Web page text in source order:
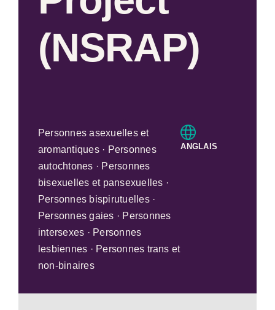
(NSRAP)
Personnes asexuelles et
aromantiques · Personnes
autochtones · Personnes
bisexuelles et pansexuelles ·
Personnes bispirutuelles ·
Personnes gaies · Personnes
intersexes · Personnes
lesbiennes · Personnes trans et
non-binaires
ANGLAIS